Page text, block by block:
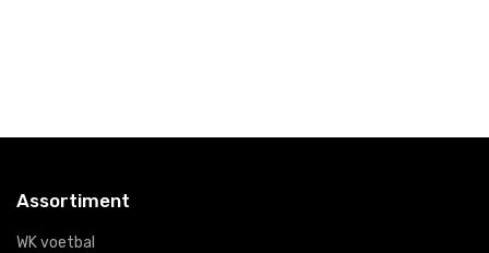
Assortiment
WK voetbal